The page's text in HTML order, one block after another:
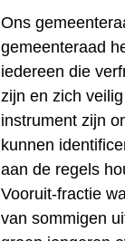
Ons
gemeenteraad
iedereen die
zijn en zich
instrument zijn
kunnen
aan de regels
Vooruit-fractie
van sommigen